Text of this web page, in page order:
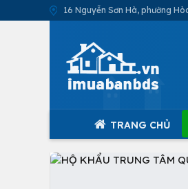
16 Nguyễn Sơn Hà, phường
TRANG CHỦ